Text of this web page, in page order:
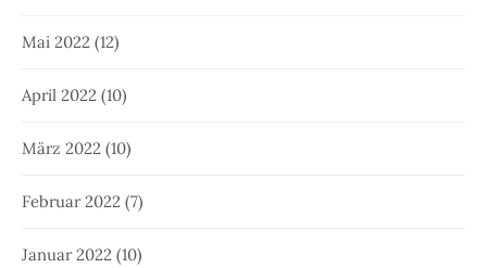
Mai 2022 (12)
April 2022 (10)
März 2022 (10)
Februar 2022 (7)
Januar 2022 (10)